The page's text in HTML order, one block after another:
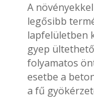
A
legősibb
lapfelületben
gyep
folyamatos
esetbe a
a fű